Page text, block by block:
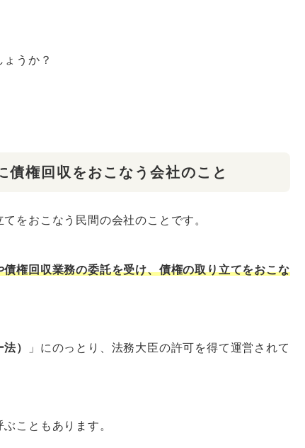
うか？
債権回収をおこなう会社のこと
をおこなう民間の会社のことです。
債権回収業務の委託を受け、債権の取り立てをおこな
） 」にのっとり、法務大臣の許可を得て運営されて
こともあります。